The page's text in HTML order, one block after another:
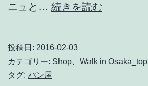
ニュと… 続きを読む
バ
投稿日: 2016-02-03
カテゴリー: Shop
Walk in Osaka_top
タグ: パン屋